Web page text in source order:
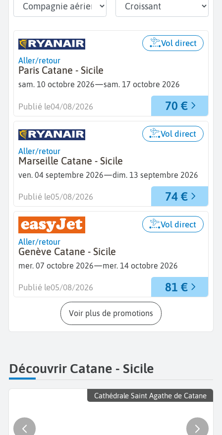
Aller/retour
Paris Catane - Sicile
sam. 10 octobre 2026—sam. 17 octobre 2026
Vol direct
70 €
Publié le04/08/2026
Aller/retour
Marseille Catane - Sicile
ven. 04 septembre 2026—dim. 13 septembre 2026
Vol direct
74 €
Publié le05/08/2026
Aller/retour
Genève Catane - Sicile
mer. 07 octobre 2026—mer. 14 octobre 2026
Vol direct
81 €
Publié le05/08/2026
Voir plus de promotions
Découvrir Catane - Sicile
Cathédrale Saint Agathe de Catane